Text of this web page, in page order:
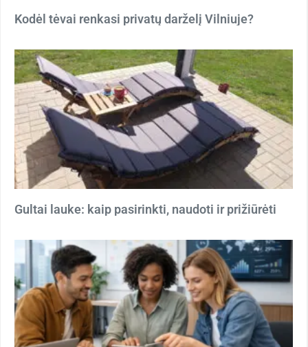
Kodėl tėvai renkasi privatų darželį Vilniuje?
Gultai lauke: kaip pasirinkti, naudoti ir prižiūrėti